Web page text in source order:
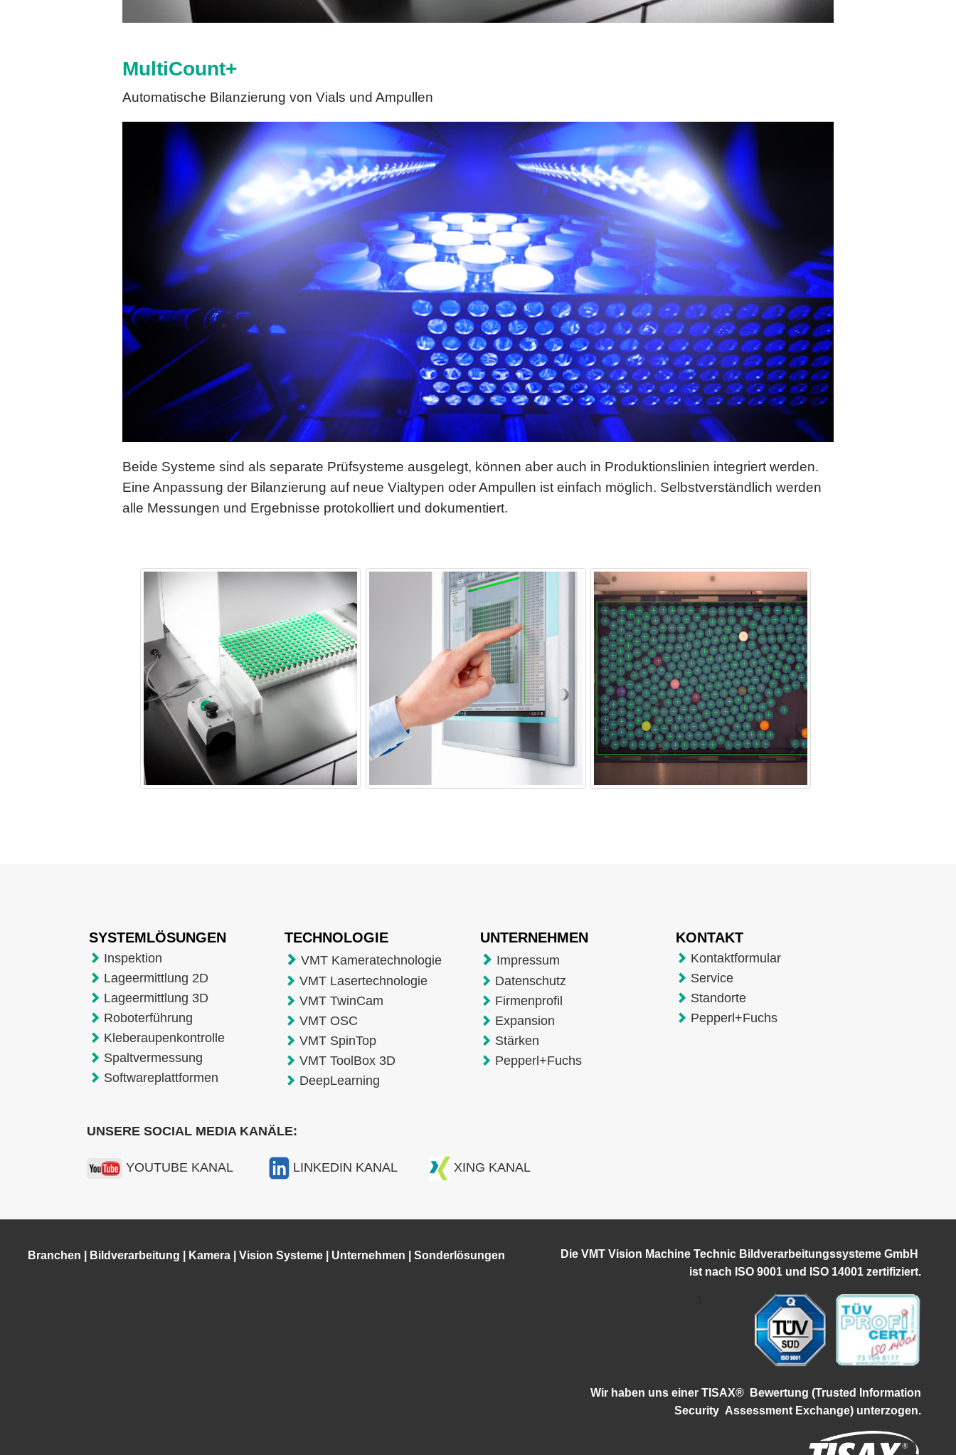
MultiCount+
Automatische Bilanzierung von Vials und Ampullen
Beide Systeme sind als separate Prüfsysteme ausgelegt, können aber auch in Produktionslinien integriert werden.
Eine Anpassung der Bilanzierung auf neue Vialtypen oder Ampullen ist einfach möglich. Selbstverständlich werden
alle Messungen und Ergebnisse protokolliert und dokumentiert.
SYSTEMLÖSUNGEN
Inspektion
Lageermittlung 2D
Lageermittlung 3D
Roboterführung
Kleberaupenkontrolle
Spaltvermessung
Softwareplattformen
TECHNOLOGIE
VMT Kameratechnologie
VMT Lasertechnologie
VMT TwinCam
VMT OSC
VMT SpinTop
VMT ToolBox 3D
DeepLearning
UNTERNEHMEN
Impressum
Datenschutz
Firmenprofil
Expansion
Stärken
Pepperl+Fuchs
KONTAKT
Kontaktformular
Service
Standorte
Pepperl+Fuchs
UNSERE SOCIAL MEDIA KANÄLE:
YOUTUBE KANAL LINKEDIN KANAL XING KANAL
Branchen Bildverarbeitung Kamera| Vision Systeme| Unternehmen Sonderlösungen
Die VMT Vision Machine Technic Bildverarbeitungssysteme GmbH
ist nach ISO 9001 und ISO 14001 zertifiziert.
Wir haben uns einer TISAX®
Bewertung (Trusted Information
Security Assessment Exchange) unterzogen.